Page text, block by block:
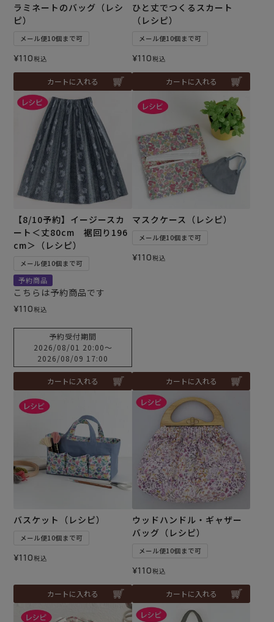
ラミネートのバッグ（レシ
ピ）
メール便10個まで可
¥110税込
カートに入れる
ひと丈でつくるスカート
（レシピ）
メール便10個まで可
¥110税込
カートに入れる
【8/10予約】イージースカ
ート＜丈80cm 裾回り196
cm＞（レシピ）
メール便10個まで可
予約商品
こちらは予約商品です
¥110税込
予約受付期間
2026/08/01 20:00〜
2026/08/09 17:00
カートに入れる
マスクケース（レシピ）
メール便10個まで可
¥110税込
カートに入れる
バスケット（レシピ）
メール便10個まで可
¥110税込
カートに入れる
ウッドハンドル・ギャザー
バッグ（レシピ）
メール便10個まで可
¥110税込
カートに入れる